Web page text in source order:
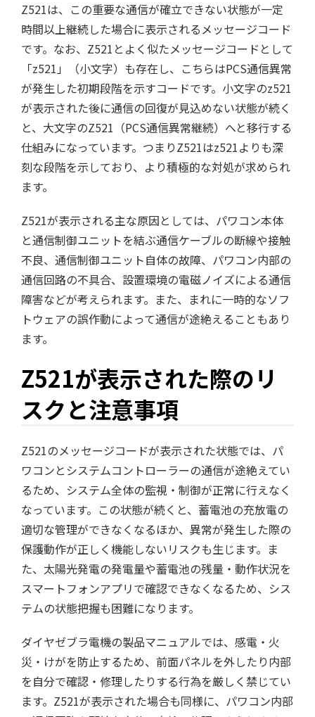
Z521は、この重要な通信が確立できない状態が一定
時間以上継続した場合に表示されるメッセージコード
です。なお、Z521とよく似たメッセージコードとして
「z521」（小文字）も存在し、こちらはPCS通信異常
が発生した初期段階を示すコードです。小文字のz521
が表示された後に通信の回復が見込めない状態が続く
と、大文字のZ521（PCS通信異常継続）へと移行する
仕組みになっています。つまりZ521はz521よりも深
刻な段階を示しており、より積極的な対処が求められ
ます。
Z521が表示される主な原因としては、パワコン本体
と通信制御ユニットを結ぶ通信ケーブルの断線や接触
不良、通信制御ユニット自体の故障、パワコン内部の
通信回路の不具合、設置環境の電磁ノイズによる通信
障害などが考えられます。また、まれに一時的なソフ
トウェアの誤作動によって通信が途絶えることもあり
ます。
Z521が表示された際のリ
スクと注意事項
Z521のメッセージコードが表示された状態では、パ
ワコンとシステムコントローラーの通信が途絶えてい
るため、システム全体の監視・制御が正常に行えなく
なっています。この状態が続くと、蓄電池の充放電の
適切な管理ができなくなるほか、異常が発生した際の
保護動作が正しく機能しないリスクも生じます。ま
た、太陽光発電の発電量や蓄電池の残量・動作状況を
スマートフォンアプリで確認できなくなるため、シス
テムの状態把握も困難になります。
ダイヤゼブラ電機の製品マニュアルでは、感電・火
災・けがを防止するため、前面パネルを外したり内部
を自分で確認・修理したりする行為を厳しく禁じてい
ます。Z521が表示された場合も同様に、パワコン内部